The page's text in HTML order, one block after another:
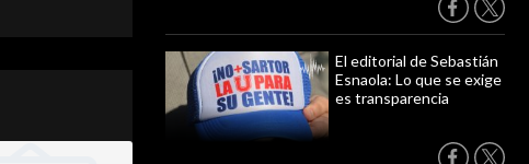
El editorial de Sebastián
Esnaola: Lo que se exige
es transparencia